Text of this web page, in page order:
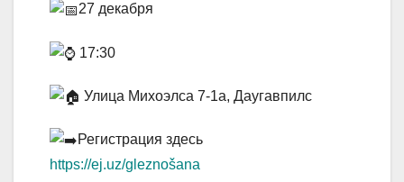
27 декабря
17:30
Улица Михоэлса 7-1а, Даугавпилс
Регистрация здесь
https://ej.uz/gleznošana